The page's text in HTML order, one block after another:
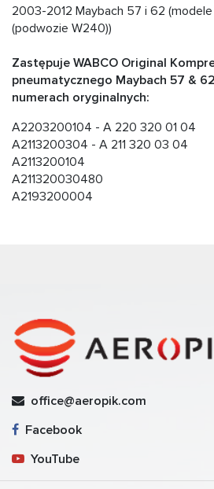
2003-2012 Maybach 57 i 62
(podwozie W240))
Zastępuje WABCO Original
pneumatycznego Maybach 57 &
numerach oryginalnych:
A2203200104 - A 220 320 01 04
A2113200304 - A 211 320 03 04
A2113200104
A211320030480
A2193200004
office@aeropik.com
Facebook
YouTube